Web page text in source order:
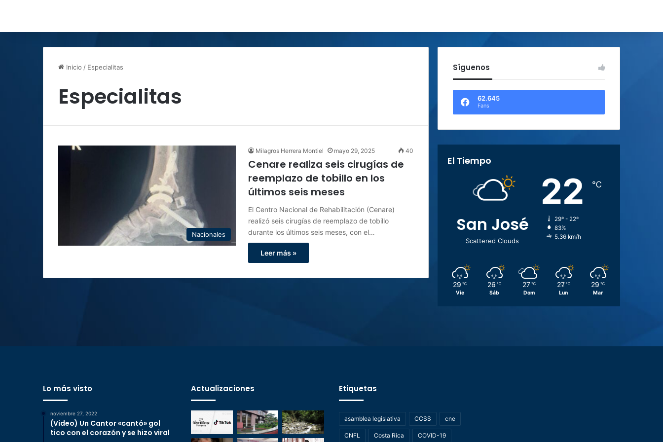
Inicio / Especialitas
Especialitas
Nacionales
Milagros Herrera Montiel mayo 29, 2025 40
Cenare realiza seis cirugías de
reemplazo de tobillo en los
últimos seis meses
El Centro Nacional de Rehabilitación (Cenare)
realizó seis cirugías de reemplazo de tobillo
durante los últimos seis meses, con el…
Leer más »
Síguenos
62.645
Fans
El Tiempo
San José
Scattered Clouds
22 ℃
29º - 22º
83%
5.36 km/h
29 ℃
Vie
26 ℃
Sáb
27 ℃
Dom
27 ℃
Lun
29 ℃
Mar
Lo más visto
noviembre 27, 2022
(Video) Un Cantor «cantó» gol
tico con el corazón y se hizo viral
Actualizaciones Etiquetas
asamblea legislativa CCSS cne
CNFL Costa Rica COVID-19